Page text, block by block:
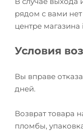
рядом с вами
центре
Условия
Вы вправе
дней.
Возврат товара
пломбы,